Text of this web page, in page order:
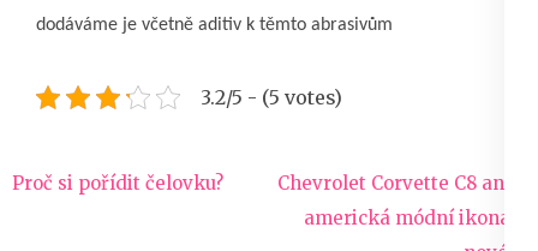
dodáváme je včetně aditiv k těmto abrasivům
3.2/5 - (5 votes)
Navigace
Proč si pořídit čelovku?
Chevrolet Corvette C8 aneb
americká módní ikona v